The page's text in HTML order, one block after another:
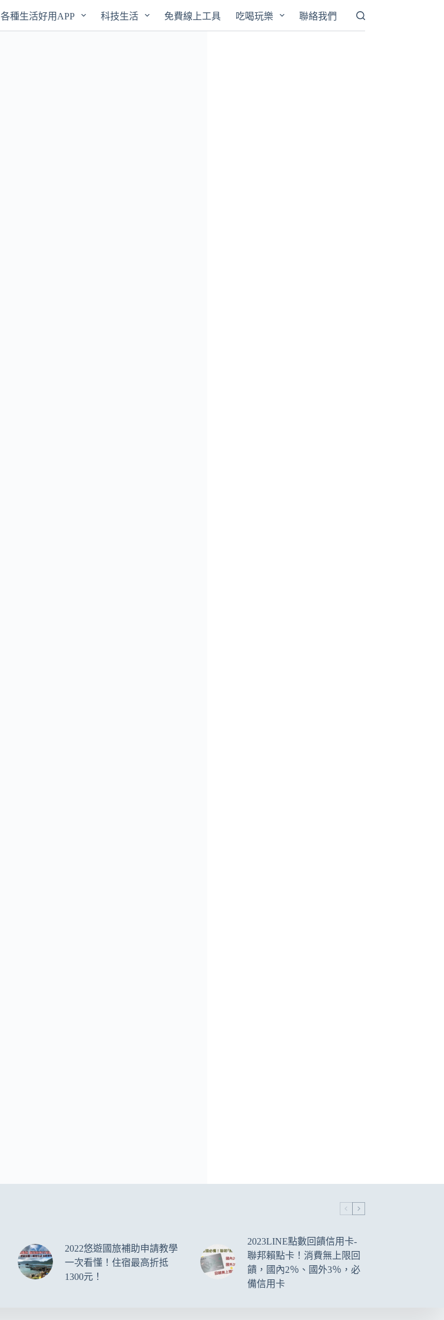
各種生活好用APP 科技生活 免費線上工具 吃喝玩樂 聯絡我們
2022悠遊國旅補助申請教學
一次看懂！住宿最高折抵
1300元！
2023LINE點數回饋信用卡-
聯邦賴點卡！消費無上限回
饋，國內2％、國外3％，必
備信用卡